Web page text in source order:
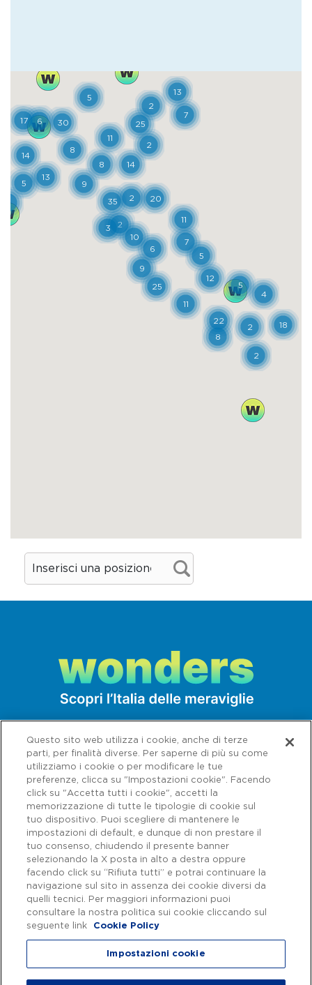
all’interno della Cattedrale, insieme allo
splendido polittico di Jacobello del Fiore. Si
prosegue questa passeggiata alla scoperta
dell’arte di Teramo prima visitando la
Chiesa di San Domenico, decorata da
affreschi che si erano creduti perduti, e poi,
poco più avanti, la Chiesa di Santo Spirito,
fino a raggiungere il pregevole Santuario di
Santa Maria delle Grazie. Il tour nel
Rinascimento si conclude infine a Campli,
sorprendente scrigno d’arte a poca distanza
dal capoluogo. L’alta Torre dei Melatino
annuncia l’ingresso nell’abitato principale,
dove il campanile completato da Antonio
da Lodi svetta su un lato della piazza
magnifica Chiesa di Santa Maria in Platea.
Capitale sociale € 622.027.000,00 interamente versato - Codice fiscale e
n. di iscrizione al Registro delle Imprese di Roma 07516911000 | C.C.I.A.A.
Roma n. 1037417 - P.IVA: 07516911000 - Sede Legale: via A. Bergamini, 50
Autostrade per l'Italia Spa, Tutti i diritti riservati
Questo sito web utilizza i cookie, anche di terze
parti, per finalità diverse. Per saperne di più su come
utilizziamo i cookie o per modificare le tue
preferenze, clicca su "Impostazioni cookie". Facendo
click su "Accetta tutti i cookie", accetti la
memorizzazione di tutte le tipologie di cookie sul
tuo dispositivo. Puoi scegliere di mantenere le
impostazioni di default, e dunque di non prestare il
tuo consenso, chiudendo il presente banner
selezionando la X posta in alto a destra oppure
facendo click su “Rifiuta tutti” e potrai continuare la
navigazione sul sito in assenza dei cookie diversi da
quelli tecnici. Per maggiori informazioni puoi
consultare la nostra politica sui cookie cliccando sul
seguente link
Cookie Policy
Impostazioni cookie